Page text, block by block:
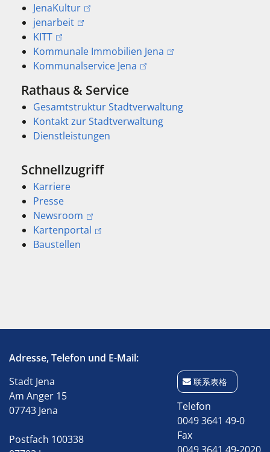
JenaKultur
jenarbeit
KITT
Kommunale Immobilien Jena
Kommunalservice Jena
Rathaus & Service
Gesamtstruktur Stadtverwaltung
Kontakt zur Stadtverwaltung
Dienstleistungen
Schnellzugriff
Karriere
Presse
Newsroom
Kartenportal
Baustellen
Adresse, Telefon und E-Mail:
Stadt Jena
Am Anger 15
07743 Jena
Postfach 100338
联系表格
Telefon
0049 3641 49-0
Fax